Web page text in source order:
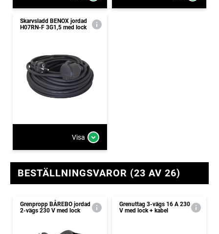
Skarvsladd BENOX jordad
H07RN-F 3G1,5 med lock
Visa
BESTÄLLNINGSVAROR (23 AV 26)
Grenpropp BÅREBO jordad
2-vägs 230 V med lock
Grenuttag 3-vägs 16 A 230
V med lock + kabel